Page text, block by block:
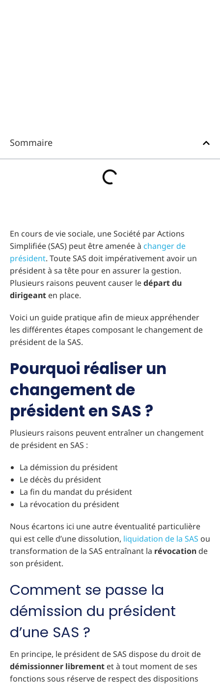
Sommaire
En cours de vie sociale, une Société par Actions
Simplifiée (SAS) peut être amenée à changer de
président. Toute SAS doit impérativement avoir un
président à sa tête pour en assurer la gestion.
Plusieurs raisons peuvent causer ledépart du
dirigeant en place.
Voici un guide pratique afin de mieux appréhender
les différentes étapes composant le changement de
président de la SAS.
Pourquoi réaliser un
changement de
président en SAS ?
Plusieurs raisons peuvent entraîner un changement
de président en SAS :
La démission du président
Le décès du président
La fin du mandat du président
La révocation du président
Nous écartons ici une autre éventualité particulière
qui est celle d’une dissolution, liquidation de la SAS ou
transformation de la SAS entraînant la révocation de
son président.
Comment se passe la
démission du président
d’une SAS ?
En principe, le président de SAS dispose du droit de
démissionner librement et à tout moment de ses
fonctions sous réserve de respect des dispositions